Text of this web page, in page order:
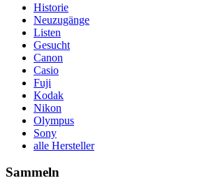
Historie
Neuzugänge
Listen
Gesucht
Canon
Casio
Fuji
Kodak
Nikon
Olympus
Sony
alle Hersteller
Sammeln